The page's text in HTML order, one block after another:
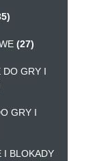
(27)
DO GRY I
GRY I
I BLOKADY